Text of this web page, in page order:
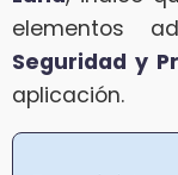
elementos
Seguridad y
aplicación.